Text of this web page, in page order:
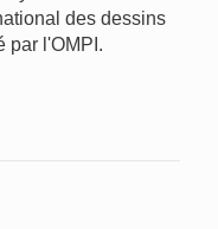
des dessins
par l'OMPI.